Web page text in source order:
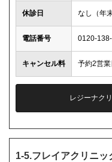
休診日 なし（年
電話番号 0120-
キャンセル料 予約2営
レジーナク
1-5.フレイアクリニ